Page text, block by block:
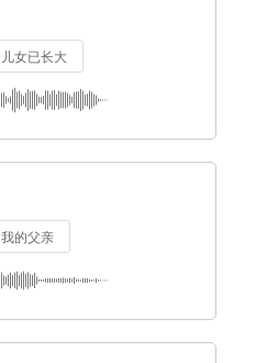
儿女已长大
我的父亲